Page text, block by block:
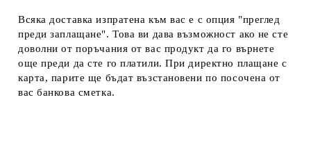
Всяка доставка изпратена към вас е с опция "преглед
преди заплащане". Това ви дава възможност ако не сте
доволни от поръчания от вас продукт да го върнете
още преди да сте го платили. При директно плащане с
карта, парите ще бъдат възстановени по посочена от
вас банкова сметка.